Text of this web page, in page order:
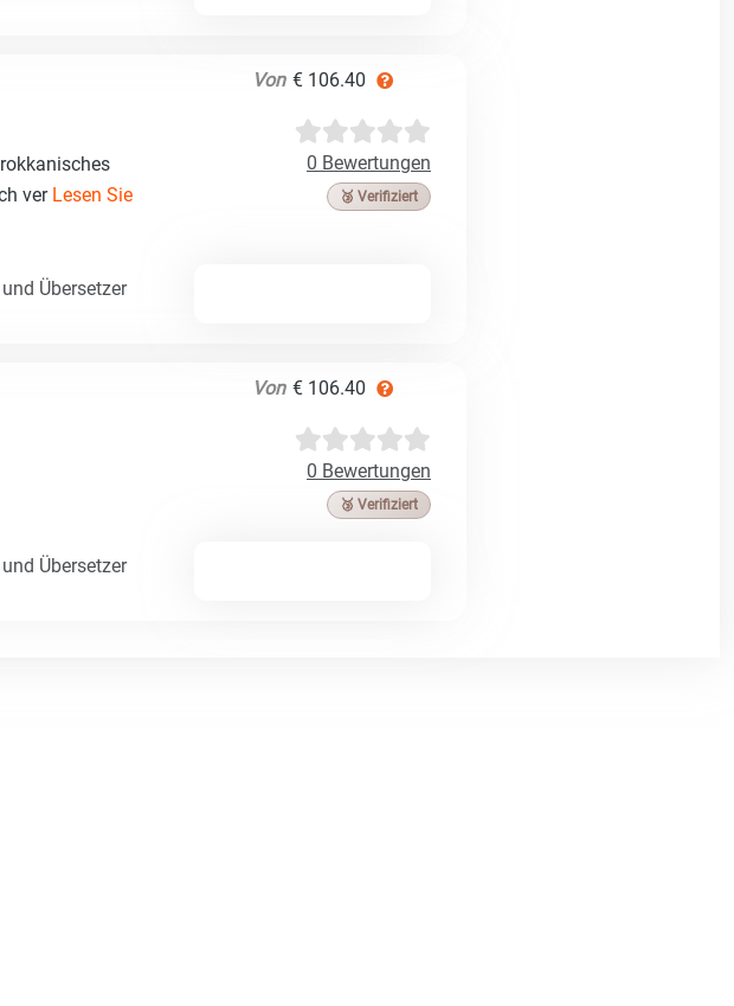
Von € 106.40
0 Bewertungen
🥉 Verifiziert
ver Lesen Sie
Übersetzer
Von € 106.40
0 Bewertungen
🥉 Verifiziert
Übersetzer